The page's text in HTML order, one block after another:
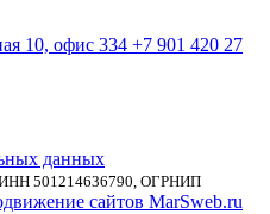
10, офис 334 +7 901 420 27
данных
ИНН 501214636790, ОГРНИП
сайтов MarSweb.ru